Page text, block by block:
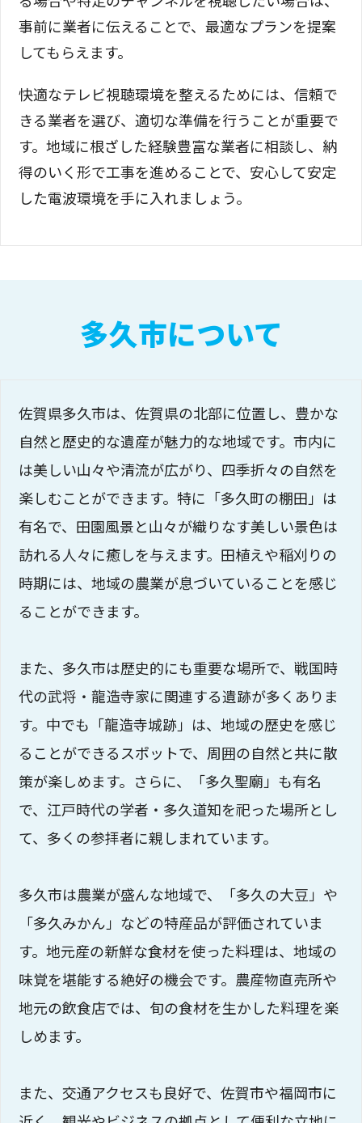
事前に業者に伝えることで、最適なプランを提案
してもらえます。
快適なテレビ視聴環境を整えるためには、信頼で
きる業者を選び、適切な準備を行うことが重要で
す。地域に根ざした経験豊富な業者に相談し、納
得のいく形で工事を進めることで、安心して安定
した電波環境を手に入れましょう。
多久市について
佐賀県多久市は、佐賀県の北部に位置し、豊かな
自然と歴史的な遺産が魅力的な地域です。市内に
は美しい山々や清流が広がり、四季折々の自然を
楽しむことができます。特に「多久町の棚田」は
有名で、田園風景と山々が織りなす美しい景色は
訪れる人々に癒しを与えます。田植えや稲刈りの
時期には、地域の農業が息づいていることを感じ
ることができます。
また、多久市は歴史的にも重要な場所で、戦国時
代の武将・龍造寺家に関連する遺跡が多くありま
す。中でも「龍造寺城跡」は、地域の歴史を感じ
ることができるスポットで、周囲の自然と共に散
策が楽しめます。さらに、「多久聖廟」も有名
で、江戸時代の学者・多久道知を祀った場所とし
て、多くの参拝者に親しまれています。
多久市は農業が盛んな地域で、「多久の大豆」や
「多久みかん」などの特産品が評価されていま
す。地元産の新鮮な食材を使った料理は、地域の
味覚を堪能する絶好の機会です。農産物直売所や
地元の飲食店では、旬の食材を生かした料理を楽
しめます。
また、交通アクセスも良好で、佐賀市や福岡市に